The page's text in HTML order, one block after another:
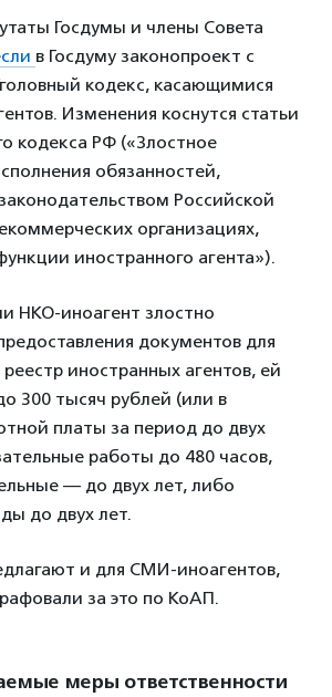
Госдумы и члены Совета
в Госдуму законопроект с
кодекс, касающимися
Изменения коснутся статьи
кодекса РФ («Злостное
обязанностей,
Российской
организациях,
иностранного агента»).
НКО-иноагент злостно
документов для
иностранных агентов, ей
300 тысяч рублей (или в
платы за период до двух
работы до 480 часов,
— до двух лет, либо
до двух лет.
и для СМИ-иноагентов,
за это по КоАП.
меры ответственности